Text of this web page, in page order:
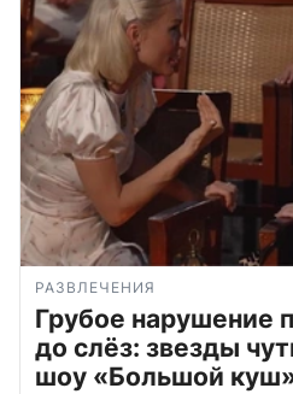
РАЗВЛЕЧЕНИЯ
Грубое нарушение
до слёз: звезды
шоу «Большой